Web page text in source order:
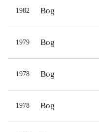
1982 Bog
1979 Bog
1978 Bog
1978 Bog